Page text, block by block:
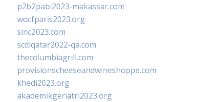
p2b2pabi2023-makassar.com
wocfparis2023.org
sinc2023.com
scdlqatar2022-qa.com
thecolumbiagrill.com
provisionscheeseandwineshoppe.com
khedi2023.org
akademikgeriatri2023.org